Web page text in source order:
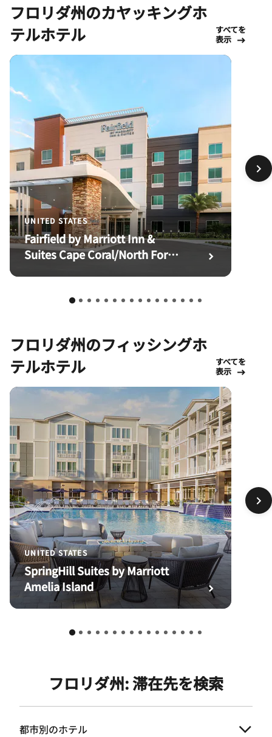
フロリダ州のカヤッキングホ
テルホテル
すべてを
表示
UNITED STATES
Fairfield by Marriott Inn &
Suites Cape Coral/North Fort
フロリダ州のフィッシングホ
テルホテル
すべてを
表示
UNITED STATES
SpringHill Suites by Marriott
Amelia Island
フロリダ州: 滞在先を検索
都市別のホテル